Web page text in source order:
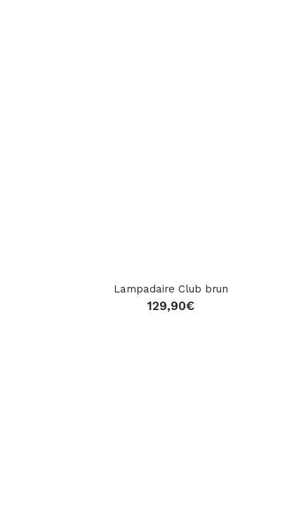
Lampadaire Club brun
129,90€